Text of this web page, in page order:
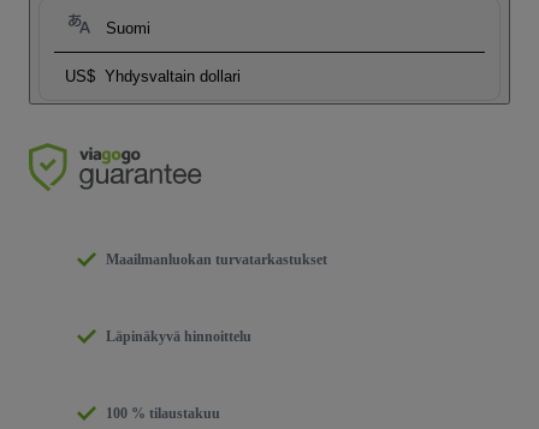
Suomi
US$ Yhdysvaltain dollari
Maailmanluokan turvatarkastukset
Läpinäkyvä hinnoittelu
100 % tilaustakuu